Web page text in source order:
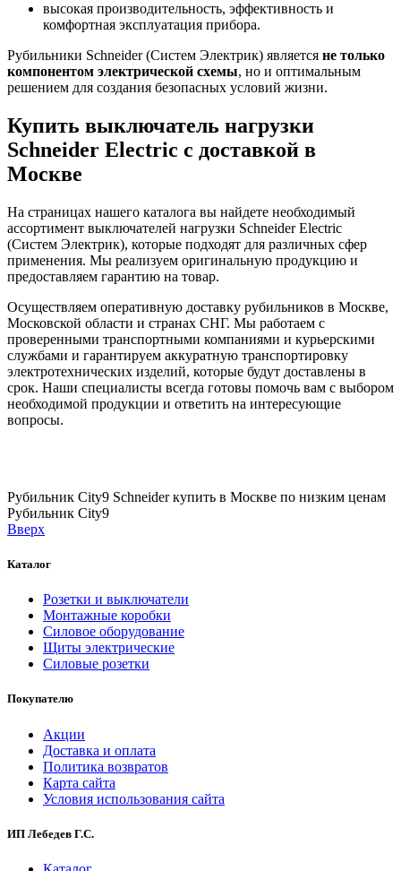
высокая производительность, эффективность и
комфортная эксплуатация прибора.
Рубильники Schneider (Систем Электрик) является не только
компонентом электрической схемы, но и оптимальным
решением для создания безопасных условий жизни.
Купить выключатель нагрузки
Schneider Electric с доставкой в
Москве
На страницах нашего каталога вы найдете необходимый
ассортимент выключателей нагрузки Schneider Electric
(Систем Электрик), которые подходят для различных сфер
применения. Мы реализуем оригинальную продукцию и
предоставляем гарантию на товар.
Осуществляем оперативную доставку рубильников в Москве,
Московской области и странах СНГ. Мы работаем с
проверенными транспортными компаниями и курьерскими
службами и гарантируем аккуратную транспортировку
электротехнических изделий, которые будут доставлены в
срок. Наши специалисты всегда готовы помочь вам с выбором
необходимой продукции и ответить на интересующие
вопросы.
Рубильник City9 Schneider купить в Москве по низким ценам
Рубильник City9
Вверх
Каталог
Розетки и выключатели
Монтажные коробки
Силовое оборудование
Щиты электрические
Силовые розетки
Покупателю
Акции
Доставка и оплата
Политика возвратов
Карта сайта
Условия использования сайта
ИП Лебедев Г.С.